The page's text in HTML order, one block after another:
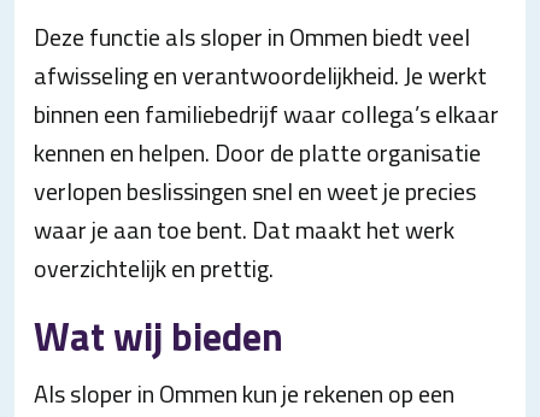
Deze functie als sloper in Ommen biedt veel
afwisseling en verantwoordelijkheid. Je werkt
binnen een familiebedrijf waar collega’s elkaar
kennen en helpen. Door de platte organisatie
verlopen beslissingen snel en weet je precies
waar je aan toe bent. Dat maakt het werk
overzichtelijk en prettig.
Wat wij bieden
Als sloper in Ommen kun je rekenen op een